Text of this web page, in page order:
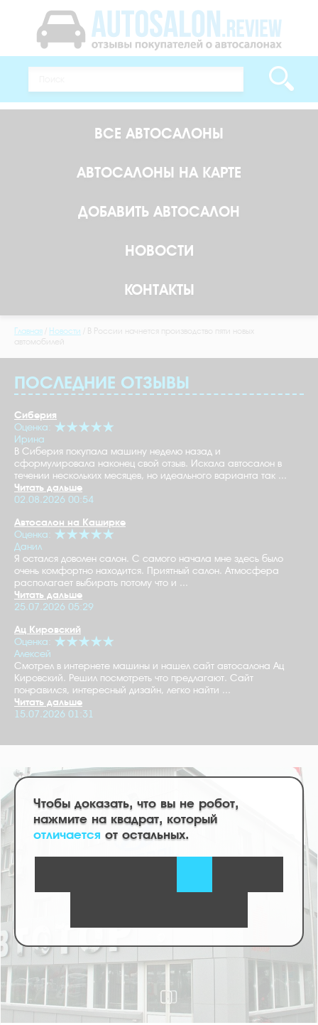
ВСЕ АВТОСАЛОНЫ
АВТОСАЛОНЫ НА КАРТЕ
ДОБАВИТЬ АВТОСАЛОН
НОВОСТИ
КОНТАКТЫ
Главная Новости
В России начнется производство пяти новых
автомобилей
ПОСЛЕДНИЕ ОТЗЫВЫ
Сиберия
Оценка:
Ирина
В Сиберия покупала машину неделю назад и
сформулировала наконец свой отзыв. Искала автосалон в
течении нескольких месяцев, но идеального варианта так ...
Читать дальше
02.08.2026 00:54
Автосалон на Каширке
Оценка:
Данил
Я остался доволен салон. С самого начала мне здесь было
очень комфортно находится. Приятный салон. Атмосфера
располагает выбирать потому что и ...
Читать дальше
25.07.2026 05:29
Ац Кировский
Оценка:
Алексей
Смотрел в интернете машины и нашел сайт автосалона Ац
Кировский. Решил посмотреть что предлагают. Сайт
понравился, интересный дизайн, легко найти ...
Читать дальше
15.07.2026 01:31
Чтобы доказать, что вы не робот,
нажмите на квадрат, который
отличается от остальных.